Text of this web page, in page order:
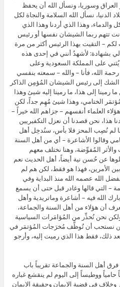
العراق وسوريا، ونسأل الله أن يحفظ
الدنيا، نسأل الله السلامة والنجاة لكل
وهذا الذي أردنا وهذا الذي
تتهم ربما الشيشان نفسها أو رئيس
– التقيت بهذا الرئيس أكثر من مرة
بشهادة: لأشهدُ أنني في إحدى هذه
على المملكة السعودية وعلى
رحمة الله، فأنا – والله – سمعته بنفسي
إلى رئيس الشيشان المُؤمِن الذاكر
رمينا إلى هذا، ما رمينا إليه شيئ وهذا
الختامي، وهذا شيئ مُهِم جداً، لكن
العلماء أنفسهم – جزاهم الله خيراً –
هذا، نحن قصدنا أن نعزل التكفيريين
لم نُصِب المحز فلا بأس، سنُدخِل أهل
وقالوا الأشاعرة – أي من أهل السنة
المُفوِّضة، وهنا نختلف معهم
عن حُسن نية أيضاً، أهل الحديث نعم
الأمرين، فهذا هو فقط، لكن هم لم
الله عصمه الله منذ البداية وفي
– التي قالها وغادر قبل حتى أن يسمع
الله فيه – أشاعرة وماتريدية وأهل
أن هؤلاء من أهل السنة والجماعة،
نحن نُحذِّر من المُؤامَرات السياسية
نكن نستحب أن تُوظَّف مُخرَجات المُؤتمَر في
ذلك، فقط هذا الذي رميت إليه، وأرجو
أهل السنة والجماعة تقريباً باب
ووطيساً إلى اليوم لم ينقشع غباره
في قضية الإيمان وحقيقة الإيمان